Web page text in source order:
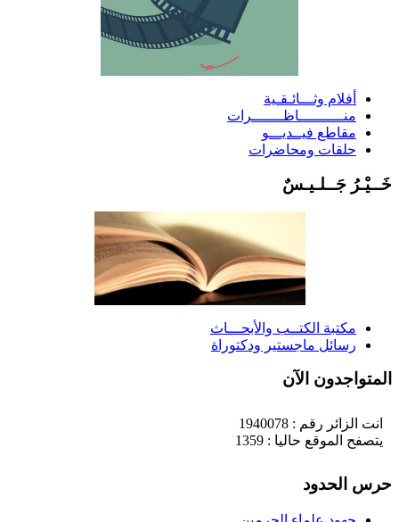
أفلام وثـــائـقـية
منــــــــــاظـــــــرات
مقاطع فيــديـــو
حلقات ومحاضرات
جَــلـيـسٌ
مكتبة الكتــب والأبحـــاث
رسائل ماجستير ودكتوراة
الآن
انت الزائر رقم : 1940078
يتصفح الموقع حاليا : 1359
الحدود